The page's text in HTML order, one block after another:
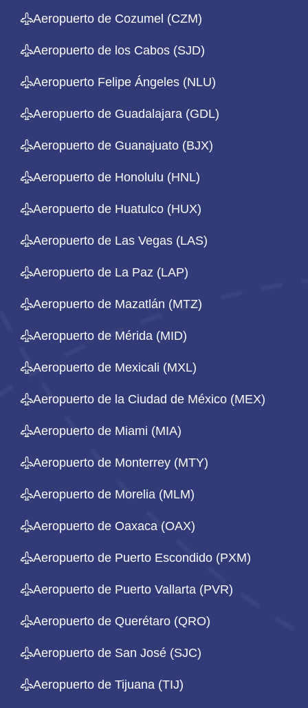
Aeropuerto de Cozumel (CZM)
Aeropuerto de los Cabos (SJD)
Aeropuerto Felipe Ángeles (NLU)
Aeropuerto de Guadalajara (GDL)
Aeropuerto de Guanajuato (BJX)
Aeropuerto de Honolulu (HNL)
Aeropuerto de Huatulco (HUX)
Aeropuerto de Las Vegas (LAS)
Aeropuerto de La Paz (LAP)
Aeropuerto de Mazatlán (MTZ)
Aeropuerto de Mérida (MID)
Aeropuerto de Mexicali (MXL)
Aeropuerto de la Ciudad de México (MEX)
Aeropuerto de Miami (MIA)
Aeropuerto de Monterrey (MTY)
Aeropuerto de Morelia (MLM)
Aeropuerto de Oaxaca (OAX)
Aeropuerto de Puerto Escondido (PXM)
Aeropuerto de Puerto Vallarta (PVR)
Aeropuerto de Querétaro (QRO)
Aeropuerto de San José (SJC)
Aeropuerto de Tijuana (TIJ)